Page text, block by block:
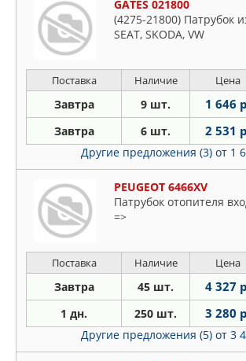
GATES 021800
(4275-21800) Патрубок
SEAT, SKODA, VW
Поставка Наличие Цена
Завтра 9 шт. 1 646
Завтра 6 шт. 2 531
Другие предложения (3) от 1
PEUGEOT 6466XV
Патрубок отопителя
=>
Поставка Наличие Цена
Завтра 45 шт. 4 327
1 дн. 250 шт. 3 280
Другие предложения (5) от 3